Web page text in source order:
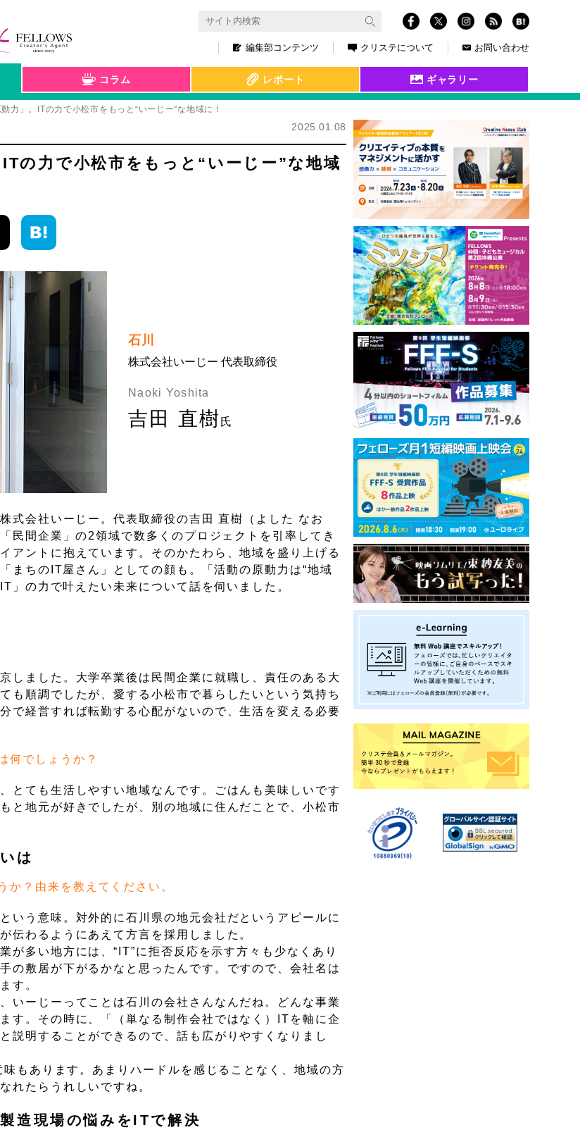
編集部コンテンツ クリステについて お問い合わせ
コラム レポート ギャラリー
力」。ITの力で小松市をもっと“いーじー”な地域に！
2025.01.08
の力で小松市をもっと“いーじー”な地域
石川
株式会社いーじー 代表取締役
Naoki Yoshita
吉田 直樹 氏
式会社いーじー。代表取締役の吉田 直樹（よした なお
民間企業」の2領域で数多くのプロジェクトを引率してき
アントに抱えています。そのかたわら、地域を盛り上げる
まちのIT屋さん」としての顔も。「活動の原動力は“地域
」の力で叶えたい未来について話を伺いました。
しました。大学卒業後は民間企業に就職し、責任のある大
も順調でしたが、愛する小松市で暮らしたいという気持ち
で経営すれば転勤する心配がないので、生活を変える必要
何でしょうか？
とても生活しやすい地域なんです。ごはんも美味しいです
と地元が好きでしたが、別の地域に住んだことで、小松市
は
か？由来を教えてください。
いう意味。対外的に石川県の地元会社だというアピールに
伝わるようにあえて方言を採用しました。
多い地方には、“IT”に拒否反応を示す方々も少なくあり
の敷居が下がるかなと思ったんです。ですので、会社名は
す。
いーじーってことは石川の会社さんなんだね。どんな事業
す。その時に、「（単なる制作会社ではなく）ITを軸に企
説明することができるので、話も広がりやすくなりまし
もあります。あまりハードルを感じることなく、地域の方
れたらうれしいですね。
造現場の悩みをITで解決